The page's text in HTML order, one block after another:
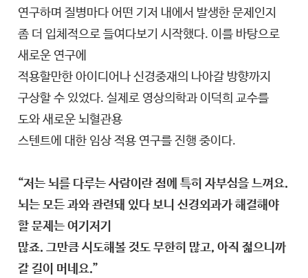
연구하며 질병마다 어떤 기저 내에서 발생한 문제인지
좀 더 입체적으로 들여다보기 시작했다. 이를 바탕으로
새로운 연구에
적용할만한 아이디어나 신경중재의 나아갈 방향까지
구상할 수 있었다. 실제로 영상의학과 이덕희 교수를
도와 새로운 뇌혈관용
스텐트에 대한 임상 적용 연구를 진행 중이다.
“저는 뇌를 다루는 사람이란 점에 특히 자부심을 느껴요.
뇌는 모든 과와 관련돼 있다 보니 신경외과가 해결해야
할 문제는 여기저기
많죠. 그만큼 시도해볼 것도 무한히 많고, 아직 젊으니까
갈 길이 머네요.”